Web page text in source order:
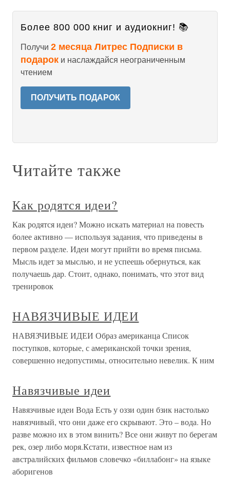
Более 800 000 книг и аудиокниг! 📚
Получи 2 месяца Литрес Подписки в
подарок и наслаждайся неограниченным
чтением
ПОЛУЧИТЬ ПОДАРОК
Читайте также
Как родятся идеи?
Как родятся идеи? Можно искать материал на повесть
более активно — используя задания, что приведены в
первом разделе. Идеи могут прийти во время письма.
Мысль идет за мыслью, и не успеешь обернуться, как
получаешь дар. Стоит, однако, понимать, что этот вид
тренировок
НАВЯЗЧИВЫЕ ИДЕИ
НАВЯЗЧИВЫЕ ИДЕИ Образ американца Список
поступков, которые, с американской точки зрения,
совершенно недопустимы, относительно невелик. К ним
Навязчивые идеи
Навязчивые идеи Вода Есть у оззи один бзик настолько
навязчивый, что они даже его скрывают. Это – вода. Но
разве можно их в этом винить? Все они живут по берегам
рек, озер либо моря.Кстати, известное нам из
австралийских фильмов словечко «биллабонг» на языке
аборигенов